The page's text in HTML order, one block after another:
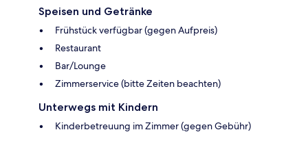
Speisen und Getränke
Frühstück verfügbar (gegen Aufpreis)
Restaurant
Bar/Lounge
Zimmerservice (bitte Zeiten beachten)
Unterwegs mit Kindern
Kinderbetreuung im Zimmer (gegen Gebühr)